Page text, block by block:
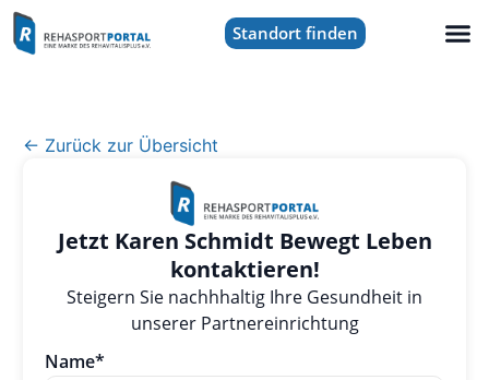
Standort finden
← Zurück zur Übersicht
Jetzt Karen Schmidt Bewegt Leben
kontaktieren!
Steigern Sie nachhhaltig Ihre Gesundheit in
unserer Partnereinrichtung
Name*